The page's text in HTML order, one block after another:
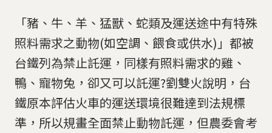
「豬、牛、羊、猛獸、蛇類及運送途中有特殊
照料需求之動物(如空調、餵食或供水)」都被
台鐵列為禁止託運，同樣有照料需求的雞、
鴨、寵物兔，卻又可以託運?劉雙火說明，台
鐵原本評估火車的運送環境很難達到法規標
準，所以規畫全面禁止動物託運，但農委會考